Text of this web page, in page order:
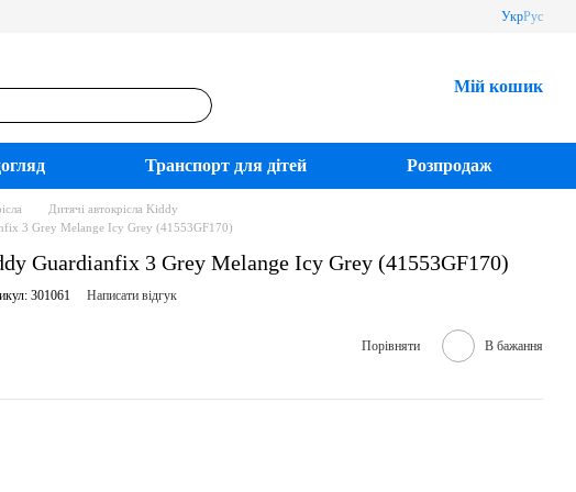
УкрРус
Мій кошик
Транспорт для дітей Розпродаж
Дитячі автокрісла Kiddy
3 Grey Melange Icy Grey (41553GF170)
Guardianfix 3 Grey Melange Icy Grey (41553GF170)
301061 Написати відгук
Порівняти В бажання